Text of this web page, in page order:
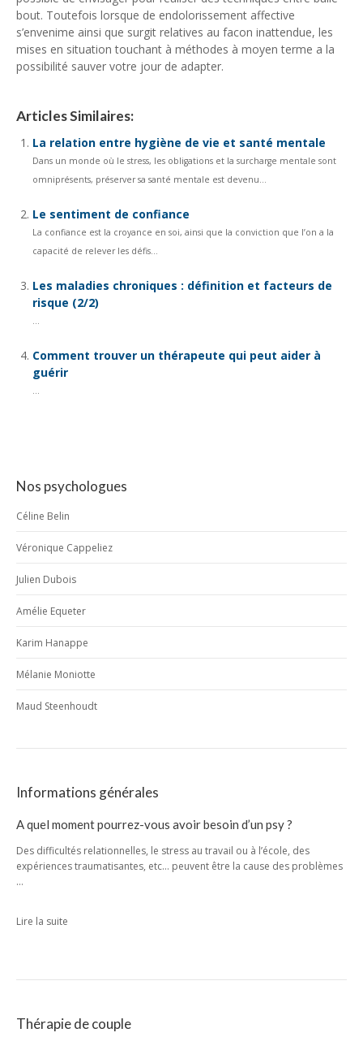
bout. Toutefois lorsque de endolorissement affective
s’envenime ainsi que surgit relatives au facon inattendue, les
mises en situation touchant à méthodes à moyen terme a la
possibilité sauver votre jour de adapter.
Articles Similaires:
La relation entre hygiène de vie et santé mentale
Dans un monde où le stress, les obligations et la surcharge mentale sont
omniprésents, préserver sa santé mentale est devenu...
Le sentiment de confiance
La confiance est la croyance en soi, ainsi que la conviction que l’on a la
capacité de relever les défis...
Les maladies chroniques : définition et facteurs de
risque (2/2)
...
Comment trouver un thérapeute qui peut aider à
guérir
...
Nos psychologues
Céline Belin
Véronique Cappeliez
Julien Dubois
Amélie Equeter
Karim Hanappe
Mélanie Moniotte
Maud Steenhoudt
Informations générales
A quel moment pourrez-vous avoir besoin d’un psy ?
Des difficultés relationnelles, le stress au travail ou à l’école, des
expériences traumatisantes, etc… peuvent être la cause des problèmes
…
Lire la suite
Thérapie de couple